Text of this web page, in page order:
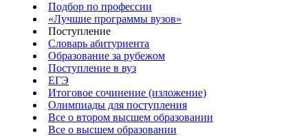
Подбор по профессии
«Лучшие программы вузов»
Поступление
Словарь абитуриента
Образование за рубежом
Поступление в вуз
ЕГЭ
Итоговое сочинение (изложение)
Олимпиады для поступления
Все о втором высшем образовании
Все о высшем образовании